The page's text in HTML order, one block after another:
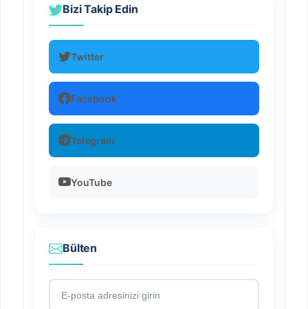
Bizi Takip Edin
Twitter
Facebook
Telegram
YouTube
Bülten